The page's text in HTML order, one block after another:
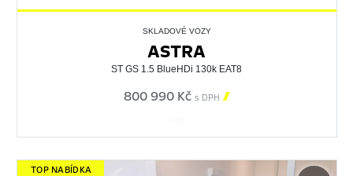
SKLADOVÉ VOZY
ASTRA
ST GS 1.5 BlueHDi 130k EAT8
800 990 Kč s DPH 
TOP NABÍDKA